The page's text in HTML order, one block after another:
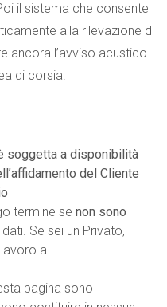
il sistema che consente
alla rilevazione di
ancora l’avviso acustico
di corsia.
soggetta a disponibilità
del Cliente
termine se non sono
Se sei un Privato,
a
pagina sono